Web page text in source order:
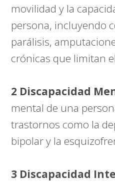
movilidad y la
persona, incluyendo
parálisis,
crónicas que limitan
2 Discapacidad
mental de una
trastornos como la
bipolar y la
3 Discapacidad